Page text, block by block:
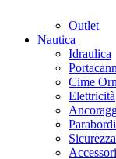
Outlet
Nautica
Idraulica
Cime
Elettricità
Sicurezza